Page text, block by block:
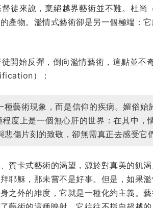
徒來說，棄絕越界藝術並不難。杜尚
產物。濫情式藝術卻是另一個極端：
開始反彈，倒向濫情藝術，這點並不
）：
藝術現象，而是信仰的疾病。媚俗
度上是一個無心肝的世界：在其中，
傷片刻的致敬，卻無需真正去感受它們
賀卡式藝術的渴望，源於對真美的飢
耶穌，那未嘗不是好事。但是，如果
之外的維度，它就是一種化約主義。